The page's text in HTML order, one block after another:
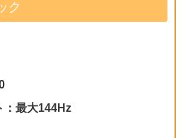
ク
：最大144Hz